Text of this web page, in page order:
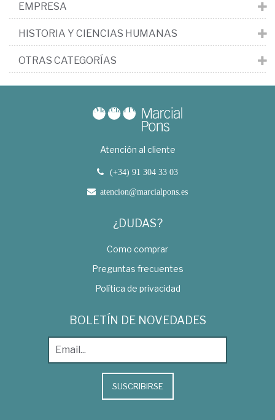
EMPRESA
HISTORIA Y CIENCIAS HUMANAS
OTRAS CATEGORÍAS
Atención al cliente
(+34) 91 304 33 03
atencion@marcialpons.es
¿DUDAS?
Como comprar
Preguntas frecuentes
Política de privacidad
BOLETÍN DE NOVEDADES
SUSCRIBIRSE